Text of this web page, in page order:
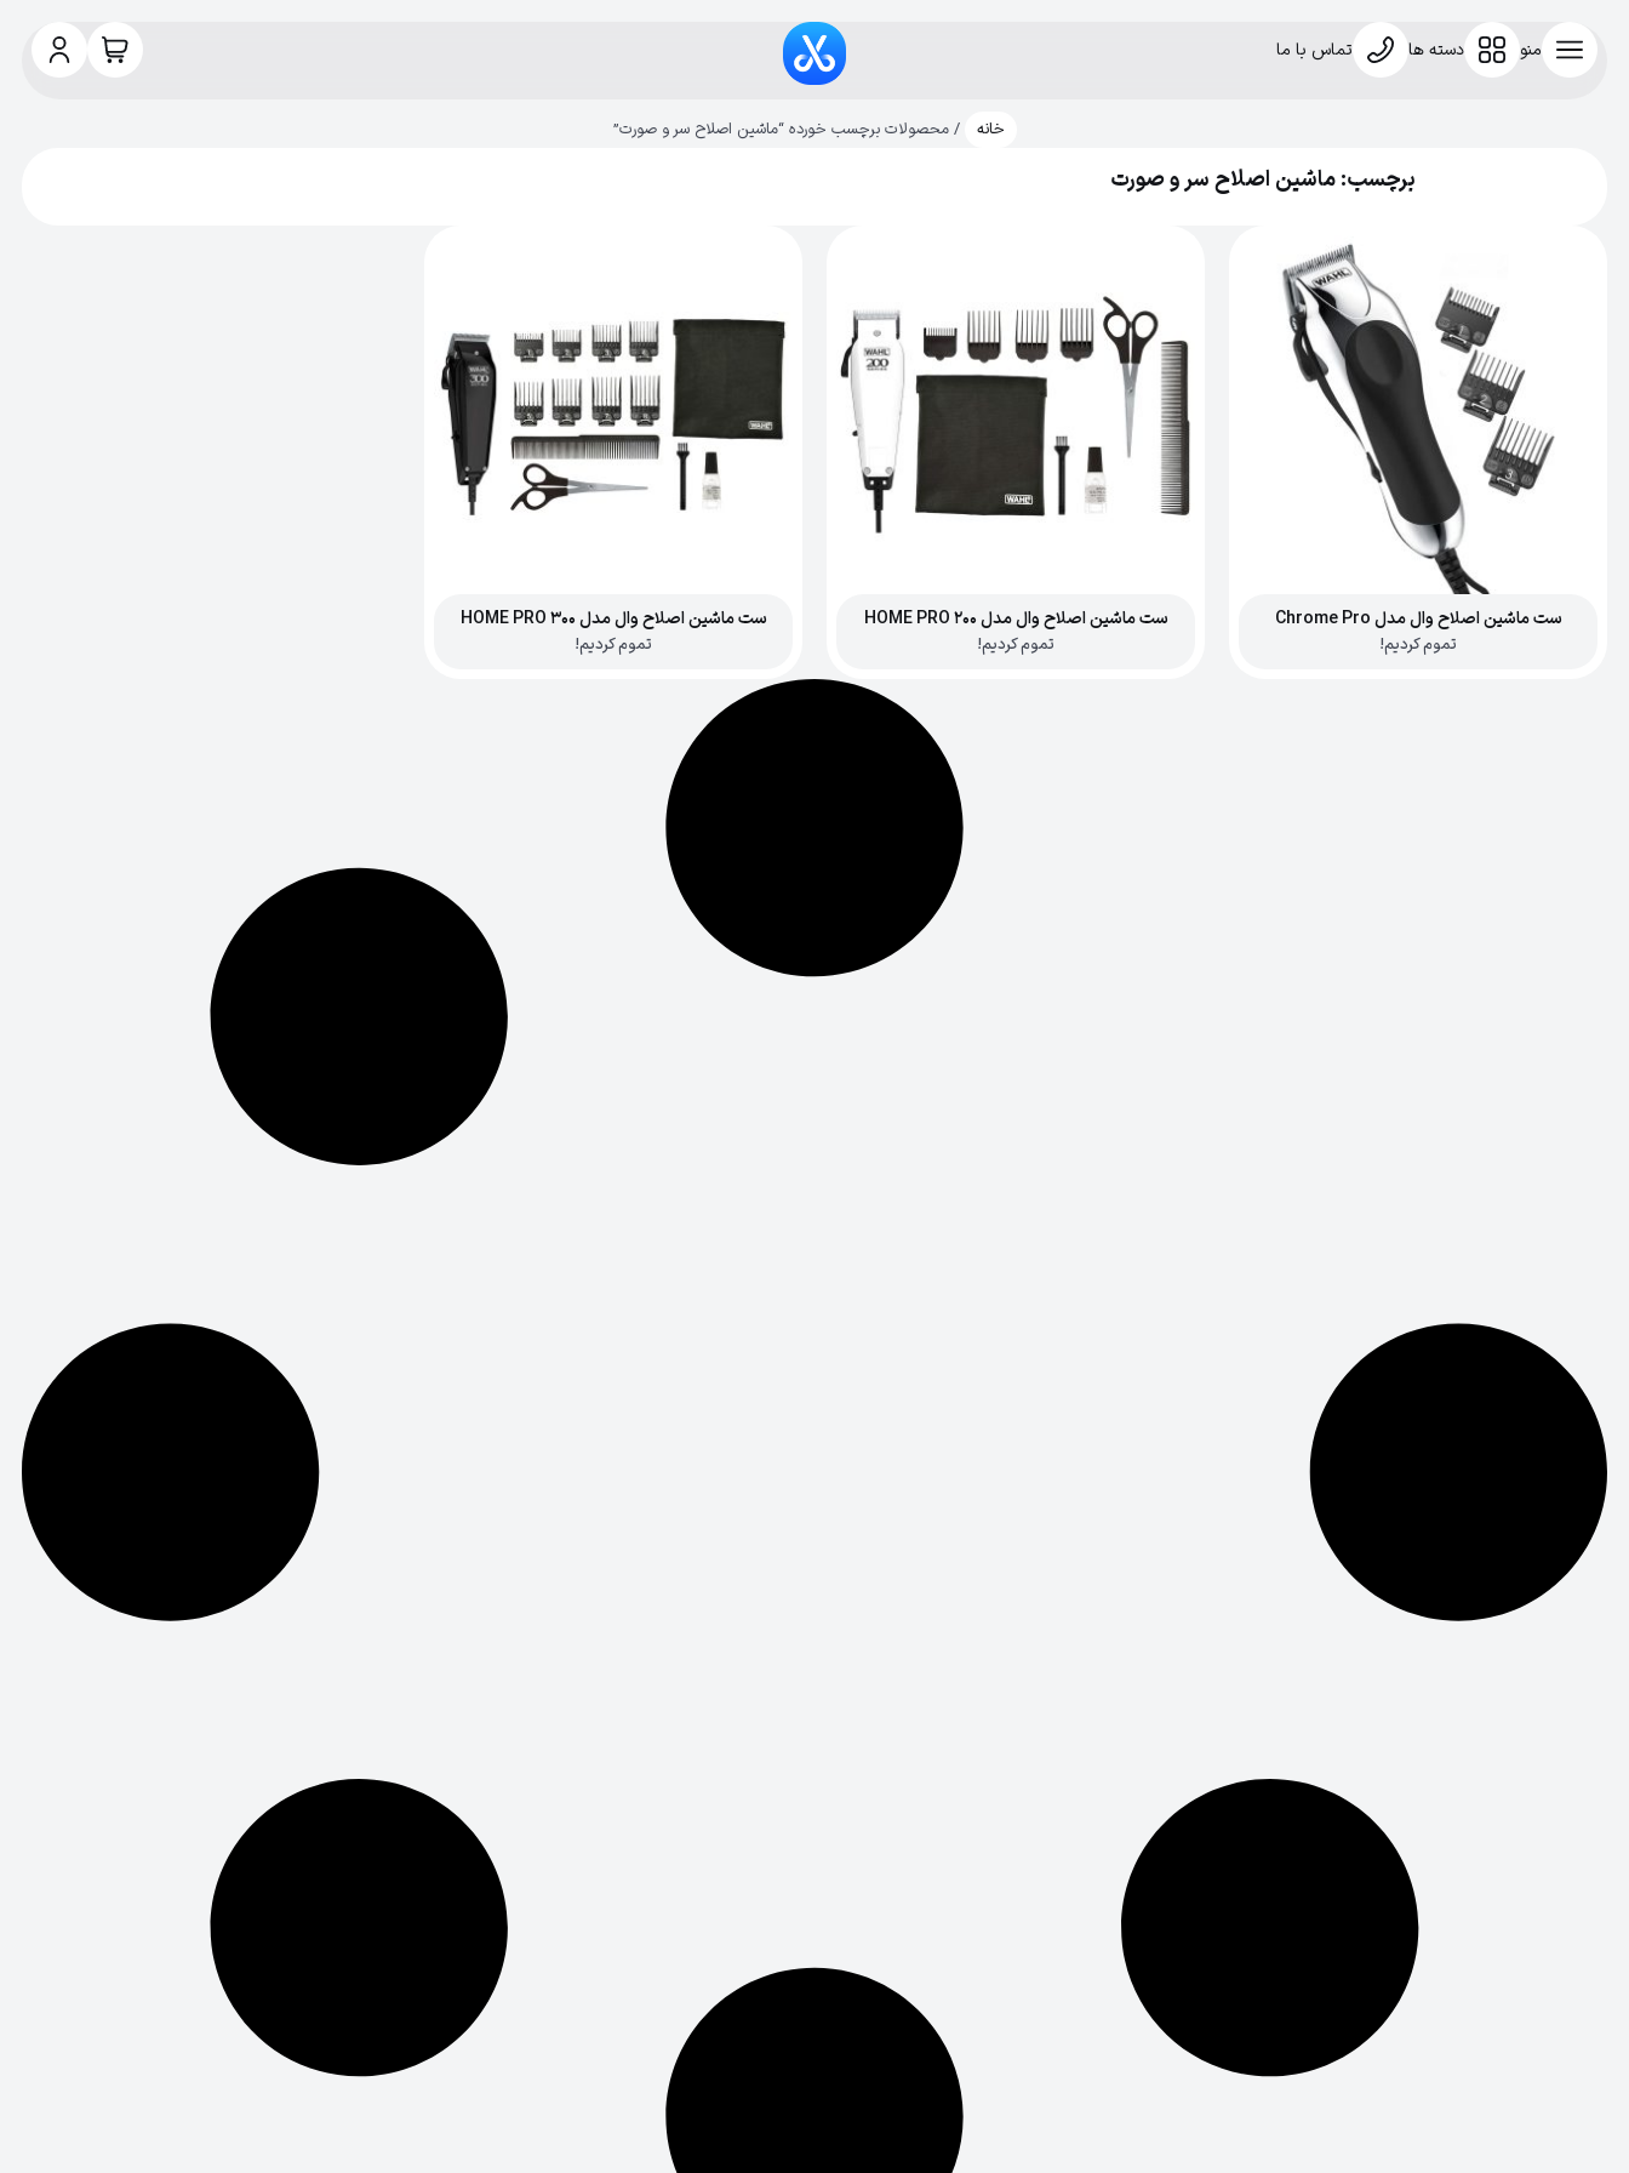
منو دسته ها تماس با ما
خانه / محصولات برچسب خورده “ماشین اصلاح سر و صورت”
برچسب: ماشین اصلاح سر و صورت
ست ماشین اصلاح وال مدل Chrome Pro
تموم کردیم!
ست ماشین اصلاح وال مدل HOME PRO 200
تموم کردیم!
ست ماشین اصلاح وال مدل HOME PRO 300
تموم کردیم!